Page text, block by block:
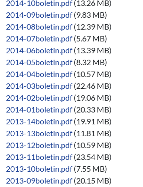
2014-10boletin.pdf (13.26 MB)
2014-09boletin.pdf (9.83 MB)
2014-08boletin.pdf (12.39 MB)
2014-07boletin.pdf (5.67 MB)
2014-06boletin.pdf (13.39 MB)
2014-05boletin.pdf (8.32 MB)
2014-04boletin.pdf (10.57 MB)
2014-03boletin.pdf (22.46 MB)
2014-02boletin.pdf (19.06 MB)
2014-01boletin.pdf (20.33 MB)
2013-14boletin.pdf (19.91 MB)
2013-13boletin.pdf (11.81 MB)
2013-12boletin.pdf (10.59 MB)
2013-11boletin.pdf (23.54 MB)
2013-10boletin.pdf (7.55 MB)
2013-09boletin.pdf (20.15 MB)